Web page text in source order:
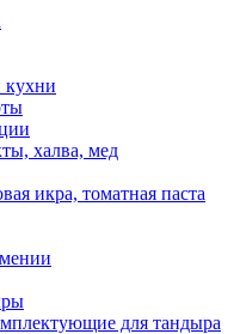
кухни
халва, мед
икра, томатная паста
для тандыра